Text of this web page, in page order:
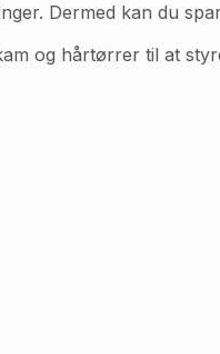
Dermed kan du
og hårtørrer til at